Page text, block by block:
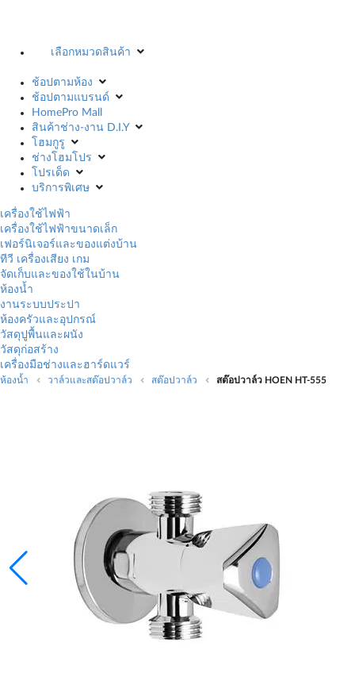
เลือกหมวดสินค้า
ช้อปตามห้อง
ช้อปตามแบรนด์
HomePro Mall
สินค้าช่าง-งาน D.I.Y
โฮมกูรู
ช่างโฮมโปร
โปรเด็ด
บริการพิเศษ
เครื่องใช้ไฟฟ้า
เครื่องใช้ไฟฟ้าขนาดเล็ก
เฟอร์นิเจอร์และของแต่งบ้าน
ทีวี เครื่องเสียง เกม
จัดเก็บและของใช้ในบ้าน
ห้องน้ำ
งานระบบประปา
ห้องครัวและอุปกรณ์
วัสดุปูพื้นและผนัง
วัสดุก่อสร้าง
เครื่องมือช่างและฮาร์ดแวร์
ห้องน้ำ วาล์วและสต๊อปวาล์ว สต๊อปวาล์ว สต๊อปวาล์ว HOEN HT-555